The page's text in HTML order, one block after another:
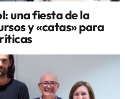
una fiesta de la
y «catas» para